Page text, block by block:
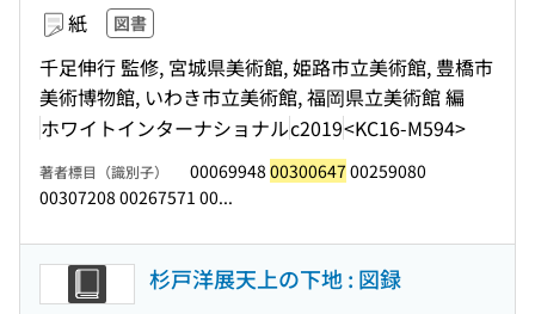
紙 図書
千足伸行 監修, 宮城県美術館, 姫路市立美術館, 豊橋市
美術博物館, いわき市立美術館, 福岡県立美術館 編
ホワイトインターナショナルc2019<KC16-M594>
著者標目（識別子） 00069948 00300647 00259080
00307208 00267571 00...
杉戸洋展天上の下地 : 図録